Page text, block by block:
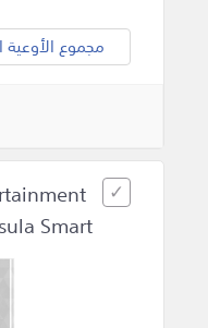
مجموع الأوعية
Smart.